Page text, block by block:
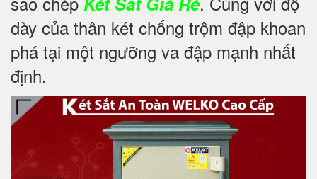
dày của thân két chống trộm đập khoan
phá tại một ngưỡng va đập mạnh nhất
định.